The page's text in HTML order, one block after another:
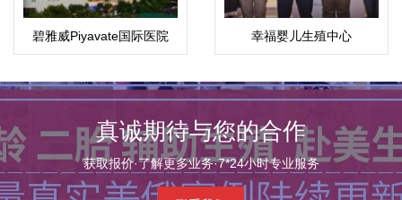
碧雅威Piyavate国际医院 幸福婴儿生殖中心
真诚期待与您的合作
获取报价·了解更多业务·7*24小时专业服务